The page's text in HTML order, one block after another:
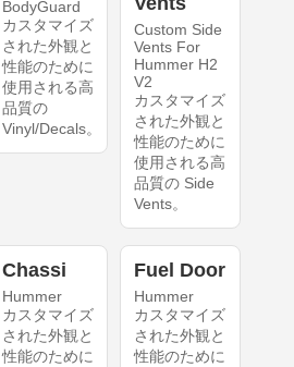
BodyGuard
カスタマイズ
された外観と
性能のために
使用される高
品質の
Vinyl/Decals。
Custom Side
Vents For
Hummer H2
V2
カスタマイズ
された外観と
性能のために
使用される高
品質の Side
Vents。
Chassi
Hummer
カスタマイズ
された外観と
性能のために
Fuel Door
Hummer
カスタマイズ
された外観と
性能のために